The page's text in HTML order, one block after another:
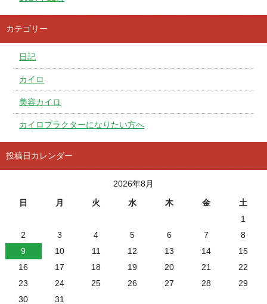
カテゴリー
日記
カイロ
美容カイロ
カイロプラクターになりたい方へ
投稿日カレンダー
2026年8月
日
月 火 水 木 金
土
1
2
3 4 5 6 7
8
9
10 11 12 13 14
15
16
17 18 19 20 21
22
23
24 25 26 27 28
29
30
31